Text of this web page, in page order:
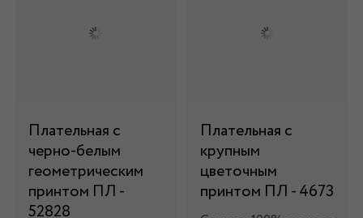
Плательная с
черно-белым
геометрическим
принтом ПЛ -
52828
Плательная с
крупным
цветочным
принтом ПЛ - 4673